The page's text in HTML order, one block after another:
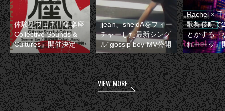
体験型フェス『集楽座
Collective Sounds &
Cultures』開催決定
jjean、sheidAをフィー
チャーした最新シング
ル“gossip boy”MV公開
Rachel ×
歌舞伎町で
とかする『
れーーッ』
VIEW MORE